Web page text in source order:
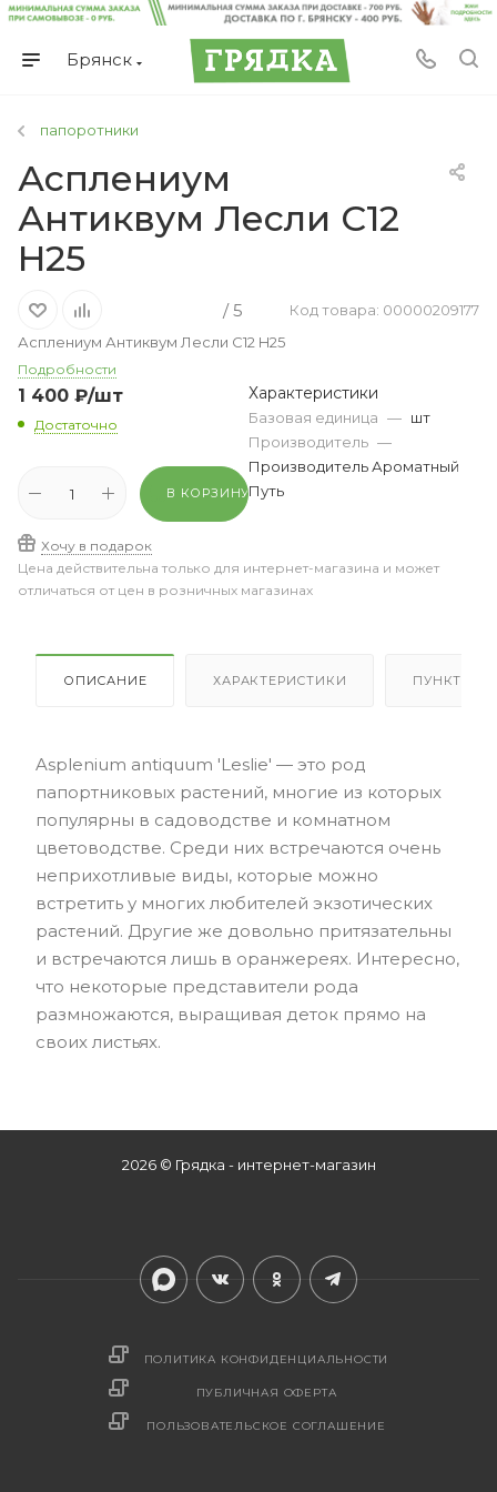
Брянск
папоротники
Асплениум
Антиквум Лесли С12
H25
/ 5
Код товара: 00000209177
Асплениум Антиквум Лесли С12 H25
Подробности
1 400 ₽/шт
Достаточно
В КОРЗИНУ
Хочу в подарок
Характеристики
Базовая единица — шт
Производитель —
Производитель Ароматный
Путь
Цена действительна только для интернет-магазина и может
отличаться от цен в розничных магазинах
ОПИСАНИЕ ХАРАКТЕРИСТИКИ ПУНКТЫ
Asplenium antiquum 'Leslie' — это род
папортниковых растений, многие из которых
популярны в садоводстве и комнатном
цветоводстве. Среди них встречаются очень
неприхотливые виды, которые можно
встретить у многих любителей экзотических
растений. Другие же довольно притязательны
и встречаются лишь в оранжереях. Интересно,
что некоторые представители рода
размножаются, выращивая деток прямо на
своих листьях.
2026 © Грядка - интернет-магазин
ПОЛИТИКА КОНФИДЕНЦИАЛЬНОСТИ
ПУБЛИЧНАЯ ОФЕРТА
ПОЛЬЗОВАТЕЛЬСКОЕ СОГЛАШЕНИЕ